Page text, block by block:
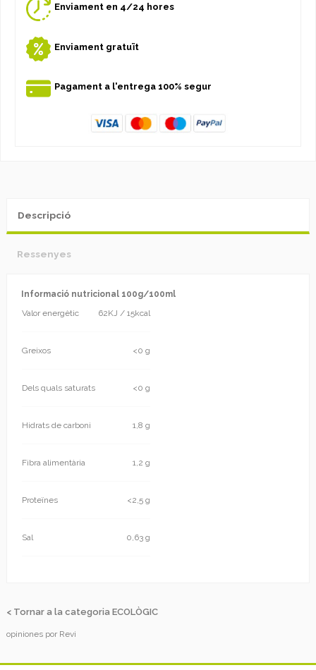
Enviament en 4/24 hores
Enviament gratuït
Pagament a l'entrega 100% segur
Descripció
Ressenyes
Informació nutricional 100g/100ml
Valor energètic
62KJ / 15kcal
Greixos <0 g
Dels quals saturats <0 g
Hidrats de carboni 1,8 g
Fibra alimentària 1,2 g
Proteïnes <2,5 g
Sal 0,63 g
< Tornar a la categoria ECOLÒGIC
opiniones por Revi